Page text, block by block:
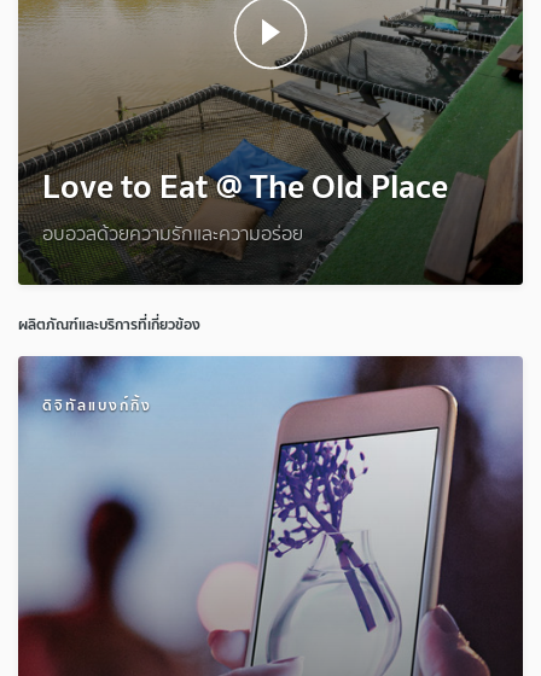
Love to Eat @ The Old Place
อบอวลด้วยความรักและความอร่อย
ผลิตภัณฑ์และบริการที่เกี่ยวข้อง
ดิจิทัลแบงก์กิ้ง